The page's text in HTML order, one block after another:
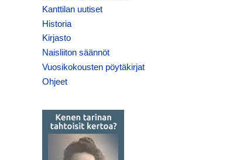
Kanttilan uutiset
Historia
Kirjasto
Naisliiton säännöt
Vuosikokousten pöytäkirjat
Ohjeet